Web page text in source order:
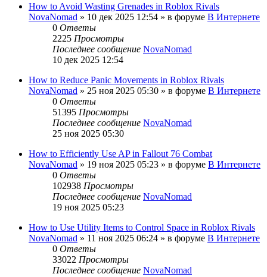
How to Avoid Wasting Grenades in Roblox Rivals
NovaNomad » 10 дек 2025 12:54 » в форуме В Интернете
0 Ответы
2225 Просмотры
Последнее сообщение NovaNomad
10 дек 2025 12:54
How to Reduce Panic Movements in Roblox Rivals
NovaNomad » 25 ноя 2025 05:30 » в форуме В Интернете
0 Ответы
51395 Просмотры
Последнее сообщение NovaNomad
25 ноя 2025 05:30
How to Efficiently Use AP in Fallout 76 Combat
NovaNomad » 19 ноя 2025 05:23 » в форуме В Интернете
0 Ответы
102938 Просмотры
Последнее сообщение NovaNomad
19 ноя 2025 05:23
How to Use Utility Items to Control Space in Roblox Rivals
NovaNomad » 11 ноя 2025 06:24 » в форуме В Интернете
0 Ответы
33022 Просмотры
Последнее сообщение NovaNomad